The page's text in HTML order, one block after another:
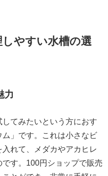
やすい水槽の選
力
てみたいという方におす
」です。これは小さなビ
れて、メダカやアカヒレ
す。100円ショップで販売